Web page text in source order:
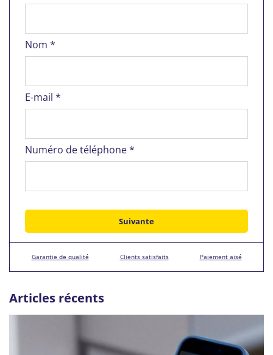
Nom *
E-mail *
Numéro de téléphone *
Garantie de qualité Clients satisfaits Paiement aisé
Articles récents